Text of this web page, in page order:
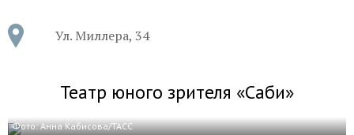
Ул. Миллера, 34
Театр юного зрителя «Саби»
Фото: Анна Кабисова/ТАСС